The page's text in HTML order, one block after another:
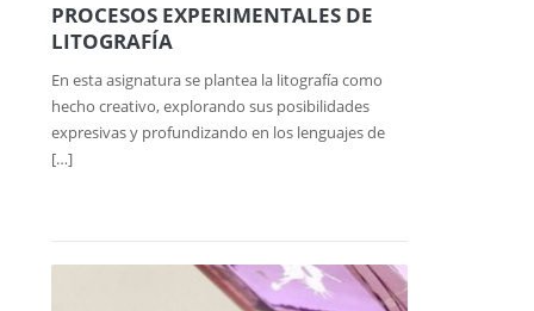
PROCESOS EXPERIMENTALES DE
LITOGRAFÍA
En esta asignatura se plantea la litografía como
hecho creativo, explorando sus posibilidades
expresivas y profundizando en los lenguajes de
[…]